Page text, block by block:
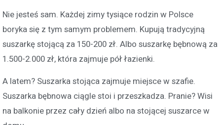
Nie jesteś sam. Każdej zimy tysiące rodzin w Polsce
boryka się z tym samym problemem. Kupują tradycyjną
suszarkę stojącą za 150-200 zł. Albo suszarkę bębnową za
1.500-2.000 zł, która zajmuje pół łazienki.
A latem? Suszarka stojąca zajmuje miejsce w szafie.
Suszarka bębnowa ciągle stoi i przeszkadza. Pranie? Wisi
na balkonie przez cały dzień albo na stojącej suszarce w